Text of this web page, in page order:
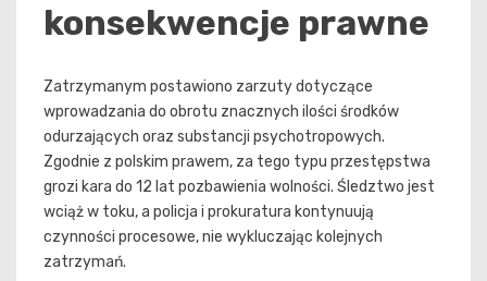
konsekwencje prawne
Zatrzymanym postawiono zarzuty dotyczące
wprowadzania do obrotu znacznych ilości środków
odurzających oraz substancji psychotropowych.
Zgodnie z polskim prawem, za tego typu przestępstwa
grozi kara do 12 lat pozbawienia wolności. Śledztwo jest
wciąż w toku, a policja i prokuratura kontynuują
czynności procesowe, nie wykluczając kolejnych
zatrzymań.